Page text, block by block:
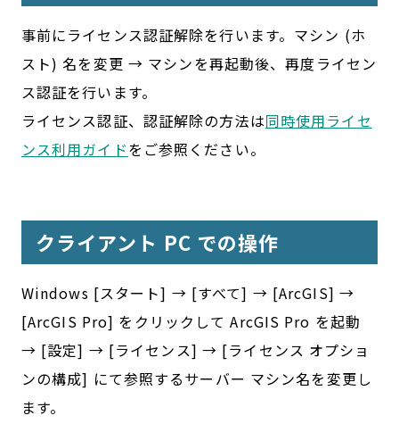
事前にライセンス認証解除を行います。マシン (ホ
スト) 名を変更 → マシンを再起動後、再度ライセン
ス認証を行います。
ライセンス認証、認証解除の方法は同時使用ライセ
ンス利用ガイドをご参照ください。
クライアント PC での操作
Windows [スタート] → [すべて] → [ArcGIS] →
[ArcGIS Pro] をクリックして ArcGIS Pro を起動
→ [設定] → [ライセンス] → [ライセンス オプショ
ンの構成] にて参照するサーバー マシン名を変更し
ます。